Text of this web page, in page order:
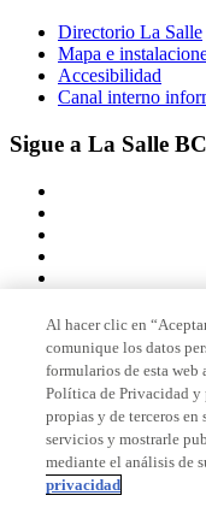
Directorio La Salle
Mapa e
Accesibilidad
Canal interno
Sigue a La Salle
Miembro de
Acreditaciones
Al hacer clic en
comunique los datos
formularios de esta web
Política de Privacidad
propias y de terceros
servicios y mostrarle
mediante el análisis de
privacidad